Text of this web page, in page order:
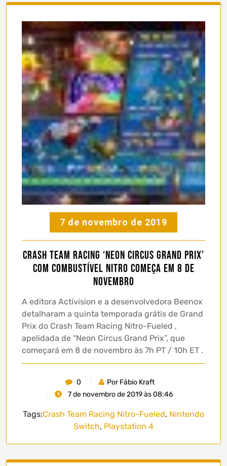
7 de novembro de 2019
Crash Team Racing ‘Neon Circus Grand Prix’
com combustível nitro começa em 8 de
novembro
A editora Activision e a desenvolvedora Beenox
detalharam a quinta temporada grátis de Grand
Prix do Crash Team Racing Nitro-Fueled ,
apelidada de “Neon Circus Grand Prix”, que
começará em 8 de novembro às 7h PT / 10h ET .
0
Por Fábio Kraft
7 de novembro de 2019 às 08:46
Tags:Crash Team Racing Nitro-Fueled, Nintendo
Switch, Playstation 4